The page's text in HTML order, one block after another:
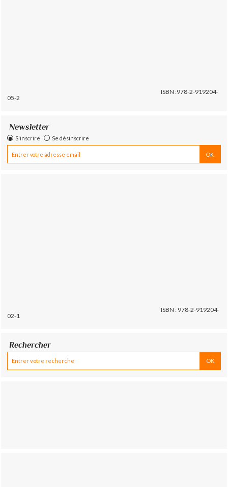
ISBN :978-2-919204-
05-2
Newsletter
S'inscrire Se désinscrire
ISBN : 978-2-919204-
02-1
Rechercher